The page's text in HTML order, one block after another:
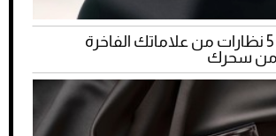
أناقة لا تُقاوم: 5 نظارات من علاماتك الفاخرة
من سحرك